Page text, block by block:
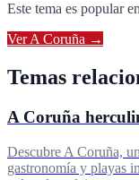
Este tema es popular en
VerA Coruña →
Temas
A Coruña
Descubre A Coruña,
gastronomía y playas